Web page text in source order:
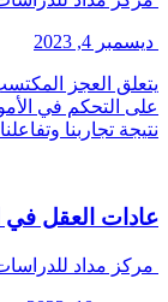
ديسمبر 4, 2023
يتعلق العجز
على التحكم في
نتيجة تجاربنا
عادات العقل في
مركز مداد